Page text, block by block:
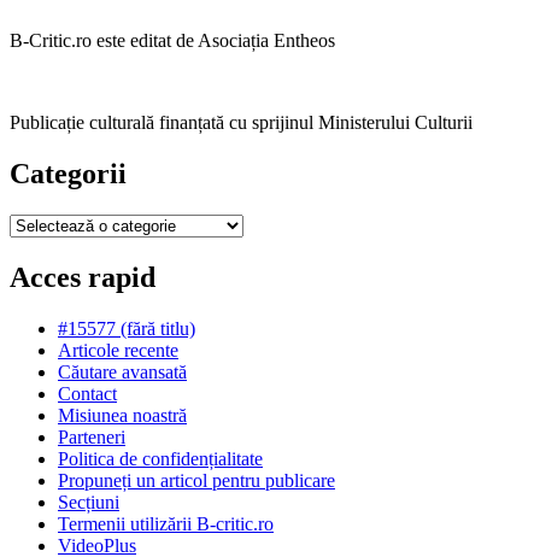
B-Critic.ro este editat de Asociația Entheos
Publicație culturală finanțată cu sprijinul Ministerului Culturii
Categorii
Categorii
Acces rapid
#15577 (fără titlu)
Articole recente
Căutare avansată
Contact
Misiunea noastră
Parteneri
Politica de confidențialitate
Propuneți un articol pentru publicare
Secțiuni
Termenii utilizării B-critic.ro
VideoPlus